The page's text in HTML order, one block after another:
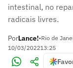
intestinal, no
radicais livres.
PorLance!•Rio de
10/03/202213:25